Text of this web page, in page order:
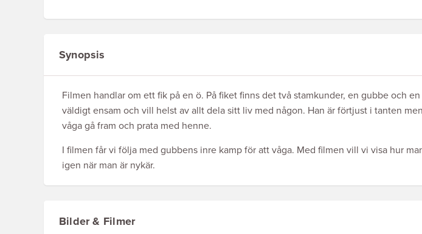
Synopsis
Filmen handlar om ett fik på en ö. På fiket finns det två stamkunder, en gubbe och
väldigt ensam och vill helst av allt dela sitt liv med någon. Han är förtjust i tanten
våga gå fram och prata med henne.
I filmen får vi följa med gubbens inre kamp för att våga. Med filmen vill vi visa hur
igen när man är nykär.
Bilder & Filmer